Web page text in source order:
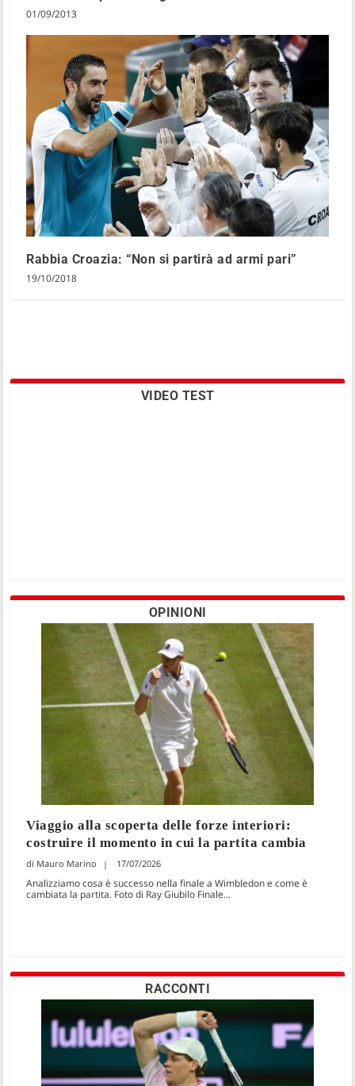
01/09/2013
Rabbia Croazia: “Non si partirà ad armi pari”
19/10/2018
VIDEO TEST
OPINIONI
Viaggio alla scoperta delle forze interiori:
costruire il momento in cui la partita cambia
Mauro Marino 17/07/2026
Analizziamo cosa è successo nella finale a Wimbledon e come è
cambiata la partita. Foto di Ray Giubilo Finale...
RACCONTI